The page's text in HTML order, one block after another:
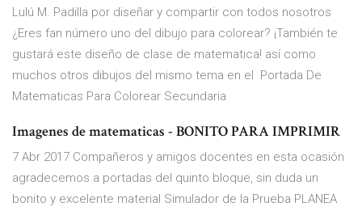
Lulú M. Padilla por diseñar y compartir con todos nosotros
¿Eres fan número uno del dibujo para colorear? ¡También te
gustará este diseño de clase de matematica! así como
muchos otros dibujos del mismo tema en el Portada De
Matematicas Para Colorear Secundaria
Imagenes de matematicas - BONITO PARA IMPRIMIR
7 Abr 2017 Compañeros y amigos docentes en esta ocasión
agradecemos a portadas del quinto bloque, sin duda un
bonito y excelente material Simulador de la Prueba PLANEA